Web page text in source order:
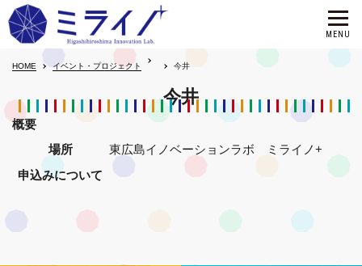
HOME イベント・プロジェクト 今井
今井
概要
場所
東広島イノベーションラボ ミライノ+
申込みについて